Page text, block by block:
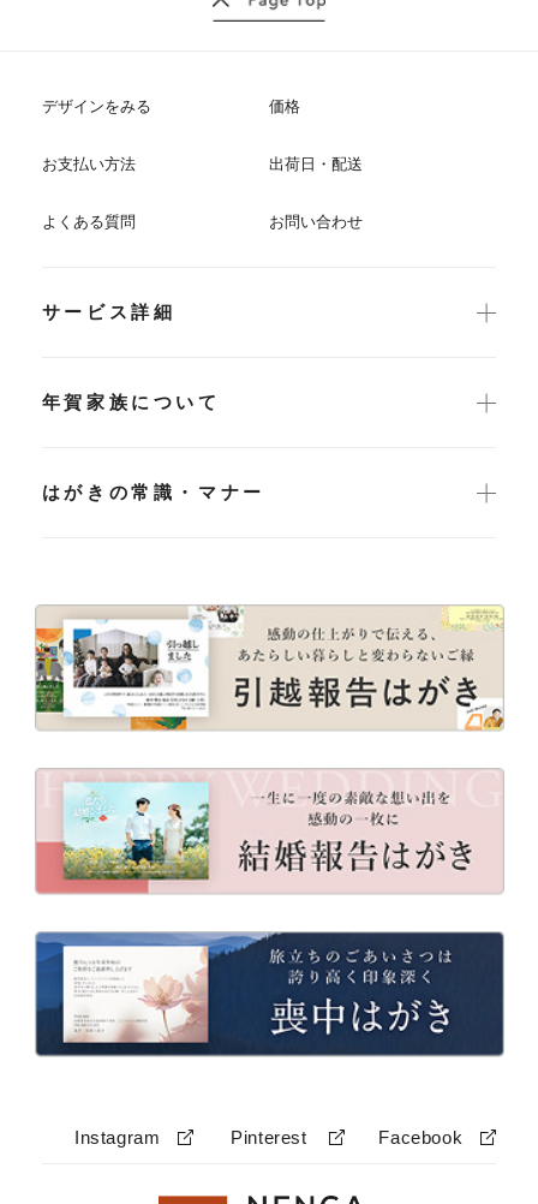
デザインをみる 価格
お支払い方法 出荷日・配送
よくある質問 お問い合わせ
サービス詳細
年賀家族について
はがきの常識・マナー
Instagram Pinterest Facebook